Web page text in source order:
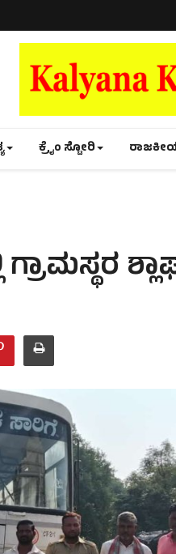
ಕ್ರೈಂ ಸ್ಟೋರಿ